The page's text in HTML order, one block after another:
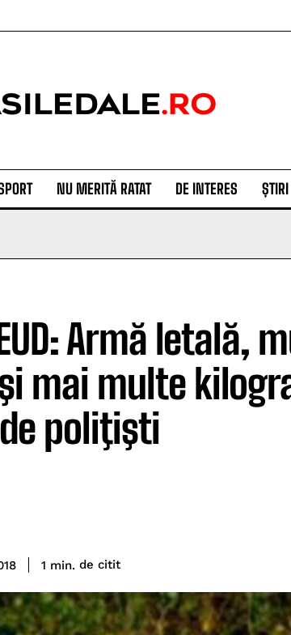
NU MERITĂ RATAT DE INTERES
IEUD: Armă
mai multe
poliţişti
1 min. de citit